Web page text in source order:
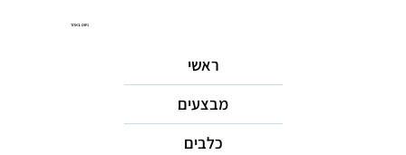
ניווט באתר
ראשי
מבצעים
כלבים